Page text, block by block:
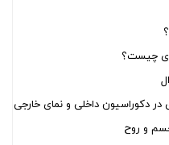
ای چیست؟
در دکوراسیون داخلی و نمای خارجی
و روح